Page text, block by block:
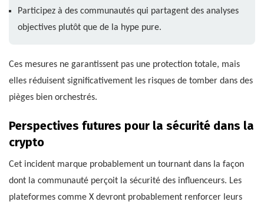
Participez à des communautés qui partagent des analyses
objectives plutôt que de la hype pure.
Ces mesures ne garantissent pas une protection totale, mais
elles réduisent significativement les risques de tomber dans des
pièges bien orchestrés.
Perspectives futures pour la sécurité dans la
crypto
Cet incident marque probablement un tournant dans la façon
dont la communauté perçoit la sécurité des influenceurs. Les
plateformes comme X devront probablement renforcer leurs